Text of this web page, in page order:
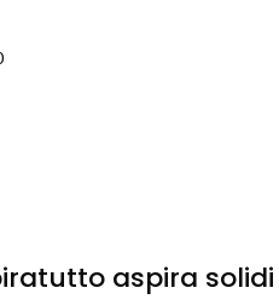
aspira solidi